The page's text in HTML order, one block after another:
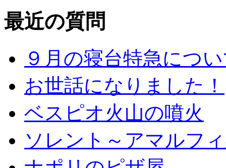
最近の質問
９月の寝台特急につ
お世話になりました！
ベスピオ火山の噴火
ソレント～アマルフ